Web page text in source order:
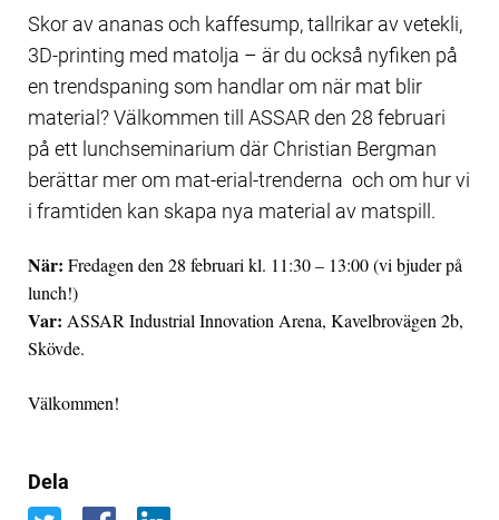
Skor av ananas och kaffesump, tallrikar av vetekli,
3D-printing med matolja – är du också nyfiken på
en trendspaning som handlar om när mat blir
material? Välkommen till ASSAR den 28 februari
på ett lunchseminarium där Christian Bergman
berättar mer om mat-erial-trenderna och om hur vi
i framtiden kan skapa nya material av matspill.
När: Fredagen den 28 februari kl. 11:30 – 13:00 (vi bjuder på
lunch!)
Var: ASSAR Industrial Innovation Arena, Kavelbrovägen 2b,
Skövde.
Välkommen!
Dela